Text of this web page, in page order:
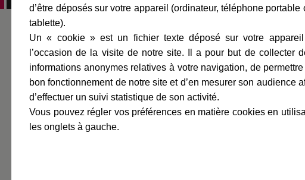
Fiche technique
Largeur en cm :
Profondeur en cm :
d’être déposés sur votre appareil (ordinateur, téléphone portable
tablette).
Un « cookie » est un fichier texte déposé sur votre
l’occasion de la visite de notre site. Il a pour but de collecter
informations anonymes relatives à votre navigation, de
bon fonctionnement de notre site et d’en mesurer son audience
d’effectuer un suivi statistique de son activité.
Vous pouvez régler vos préférences en matière cookies en
les onglets à gauche.